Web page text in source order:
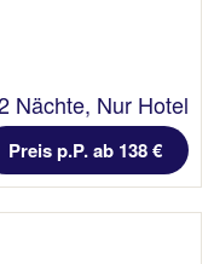
Nächte, Nur Hotel
Preis p.P. ab 138 €